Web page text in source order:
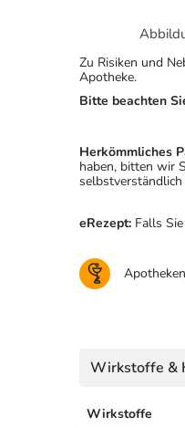
Zu Risiken und
Apotheke.
Bitte beachten
Herkömmliches
haben, bitten wir
eRezept: Falls
Wirkstoffe &
Wirkstoffe